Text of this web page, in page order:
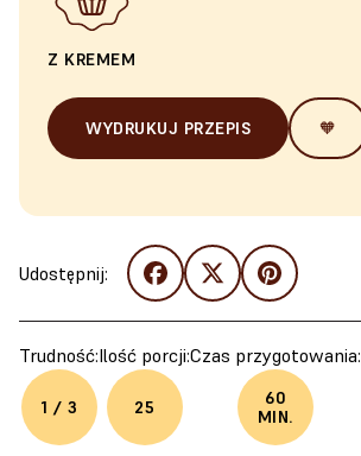
Z KREMEM
WYDRUKUJ PRZEPIS 🧡
Udostępnij:
Trudność:
1 / 3
Ilość porcji:
25
Czas przygotowania:
60
MIN.